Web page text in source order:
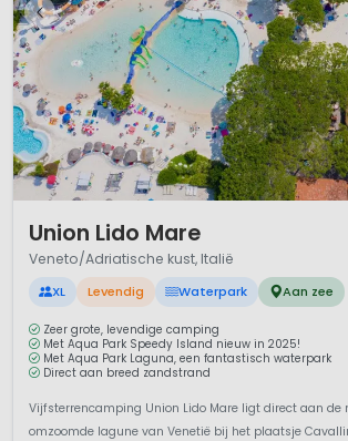
Union Lido Mare
Veneto/Adriatische kust, Italië
XL Levendig Waterpark Aan zee
Zeer grote, levendige camping
Met Aqua Park Speedy Island nieuw in 2025!
Met Aqua Park Laguna, een fantastisch waterpark
Direct aan breed zandstrand
Vijfsterrencamping Union Lido Mare ligt direct aan de
omzoomde lagune van Venetië bij het plaatsje